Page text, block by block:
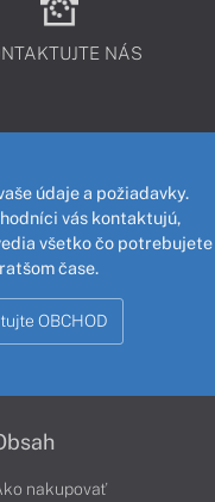
NÁS
údaje a požiadavky.
vás kontaktujú,
všetko čo potrebujete
čase.
OBCHOD
nakupovať